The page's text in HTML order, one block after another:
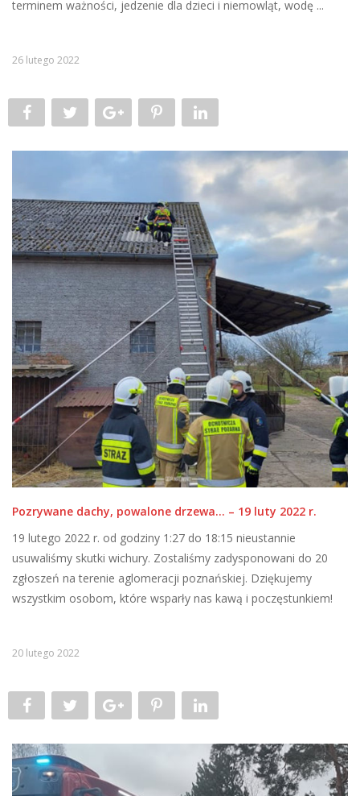
terminem ważności, jedzenie dla dzieci i niemowląt, wodę ...
26 lutego 2022
Pozrywane dachy, powalone drzewa… – 19 luty 2022 r.
19 lutego 2022 r. od godziny 1:27 do 18:15 nieustannie
usuwaliśmy skutki wichury. Zostaliśmy zadysponowani do 20
zgłoszeń na terenie aglomeracji poznańskiej. Dziękujemy
wszystkim osobom, które wsparły nas kawą i poczęstunkiem!
20 lutego 2022